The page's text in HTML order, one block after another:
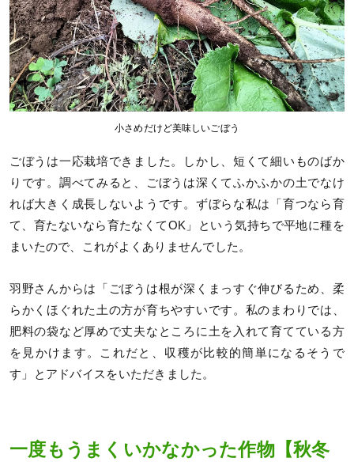
小さめだけど美味しいごぼう
ごぼうは一応栽培できました。しかし、短くて細いものばか
りです。調べてみると、ごぼうは深くてふかふかの土でなけ
れば大きく成長しないようです。ずぼらな私は「育つなら育
て、育たないなら育たなくてOK」という気持ちで平地に種を
まいたので、これがよくありませんでした。
羽野さんからは「ごぼうは根が深くまっすぐ伸びるため、柔
らかくほぐれた土の方が育ちやすいです。私のまわりでは、
肥料の袋など厚めで丈夫なところに土を入れて育てている方
を見かけます。これだと、収穫が比較的簡単になるそうで
す」とアドバイスをいただきました。
一度もうまくいかなかった作物【秋冬